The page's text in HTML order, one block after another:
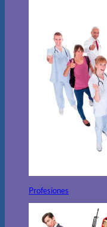
Profesiones